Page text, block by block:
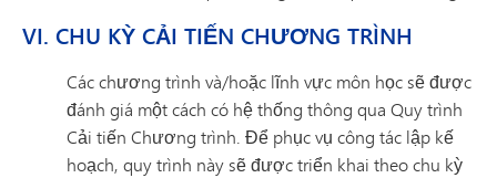
VI. CHU KỲ CẢI TIẾN CHƯƠNG TRÌNH
Các chương trình và/hoặc lĩnh vực môn học sẽ được
đánh giá một cách có hệ thống thông qua Quy trình
Cải tiến Chương trình. Để phục vụ công tác lập kế
hoạch, quy trình này sẽ được triển khai theo chu kỳ